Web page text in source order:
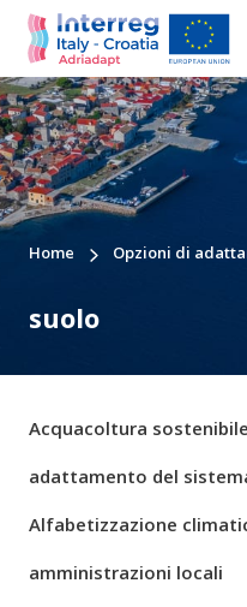
Home Opzioni di
suolo
Acquacoltura sostenibile
adattamento del
Alfabetizzazione
amministrazioni locali